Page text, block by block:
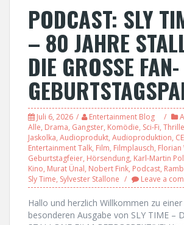
PODCAST: SLY
– 80 JAHRE
DIE GROSSE FAN-
Juli 6, 2026 Entertainment Blog
Alle, Drama, Gangster, Komödie, Sci-Fi,
Jaskolka, Audioprodukt, Audioproduktion,
Entertainment Talk, Film, Filmplausch, Florian
Geburtstagfeier, Hörsendung, Karl-Martin
Kino, Murat Ünal, Nobert Fink, Podcast,
Sly Time, Sylvester Stallone Leave a
Hallo und herzlich Willkommen zu
besonderen Ausgabe von SLY TIME –